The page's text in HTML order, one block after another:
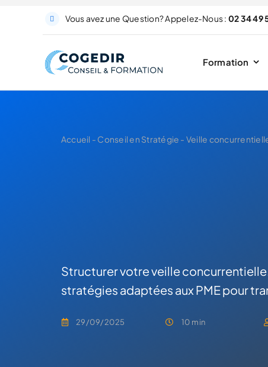
Vous avez une Question? Appelez-Nous : 02 34 49
Formation
Accueil - Conseil en Stratégie - Veille
Structurer votre veille
stratégies adaptées aux PME pour
29/09/2025 10 min